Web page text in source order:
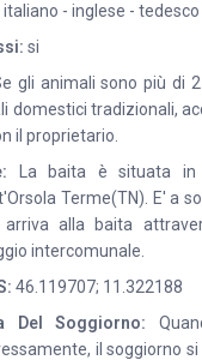
Piano inferiore
italiano - inglese - tedesco
si
gli animali sono più di
domestici tradizionali,
il proprietario.
La baita è situata in
Terme(TN). E' a
alla baita
intercomunale.
46.119707; 11.322188
Del Soggiorno:
il soggiorno